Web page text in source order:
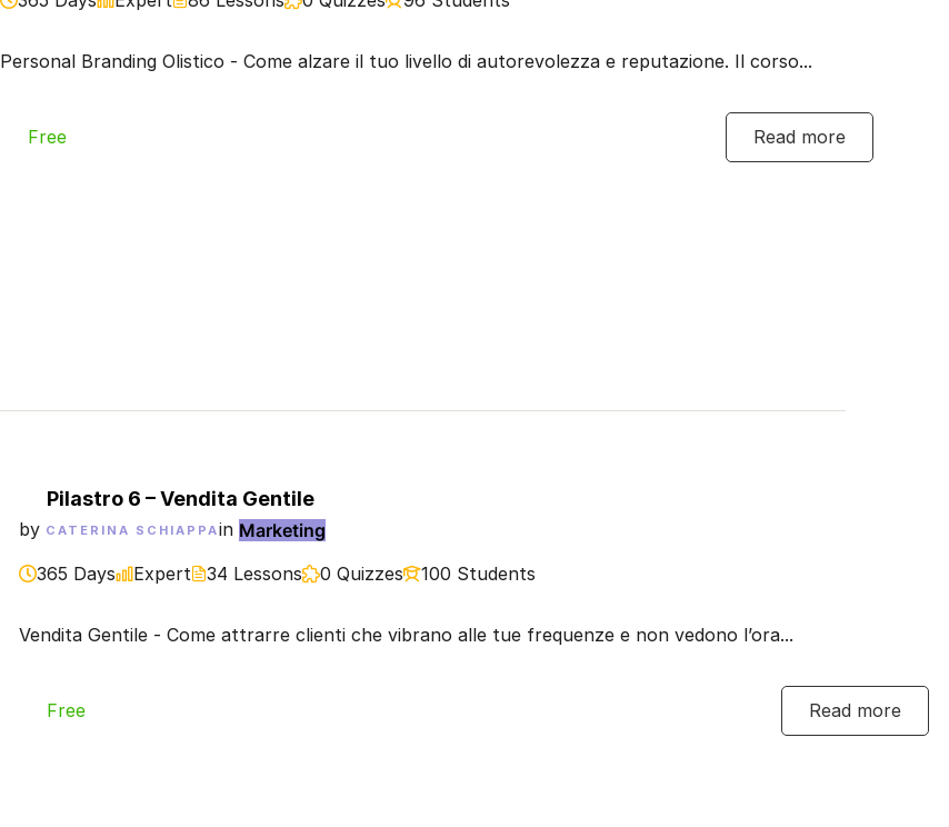
Personal Branding Olistico - Come alzare il tuo livello di autorevolezza e reputazione. Il corso...
Free Read more
Pilastro 6 – Vendita Gentile
by CATERINA SCHIAPPAin Marketing
365 Days
Expert 34 Lessons 0 Quizzes 100 Students
Vendita Gentile - Come attrarre clienti che vibrano alle tue frequenze e non vedono l’ora...
Free Read more